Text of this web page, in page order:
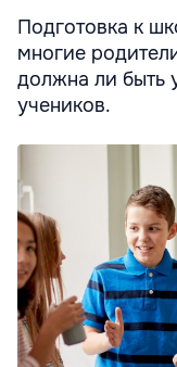
Подготовка к
многие
должна ли быть
учеников.